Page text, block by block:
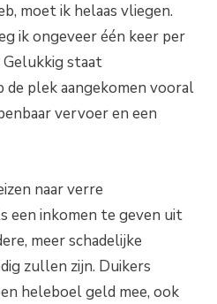
moet ik helaas vliegen.
ik ongeveer één keer per
Gelukkig staat
de plek aangekomen vooral
vervoer en een
naar verre
een inkomen te geven uit
meer schadelijke
zullen zijn. Duikers
heleboel geld mee, ook